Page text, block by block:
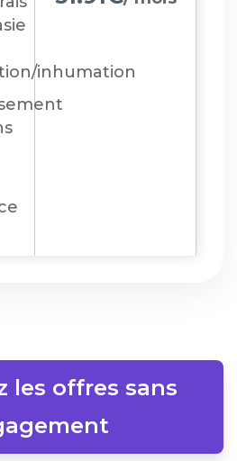
inhumation
les offres sans